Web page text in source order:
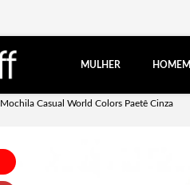
MULHER HOMEM
Mochila Casual World Colors Paetê Cinza